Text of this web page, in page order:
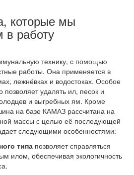
которые мы
в работу
технику, с помощью
работы. Она применяется в
лежнёвках и водостоках. Особое
позволяет удалять ил, песок и
и выгребных ям. Кроме
на базе КАМАЗ рассчитана на
массы с целью её последующей
следующими особенностями:
типа позволяет справляться
илом, обеспечивая экологичность